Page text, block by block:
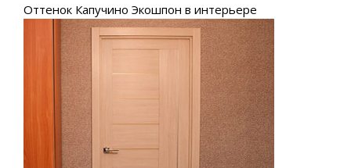
Оттенок Капучино Экошпон в интерьере